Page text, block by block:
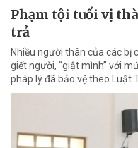
Phạm tội tuổi vị
trả
Nhiều người thân của các bị
giết người, “giật mình” với
pháp lý đã bảo vệ theo Luật